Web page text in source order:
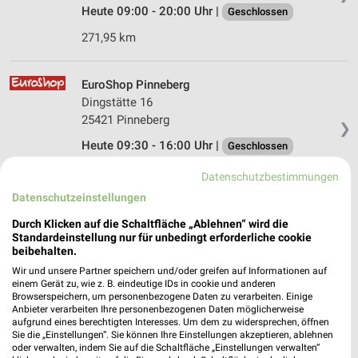
Heute 09:00 - 20:00 Uhr | Geschlossen
271,95 km
❯
EuroShop Pinneberg
Dingstätte 16
25421 Pinneberg
Heute 09:30 - 16:00 Uhr |
Geschlossen
272,18 km • Angebote: 1 Prospekt
Tedi Pinneberg
Fahltskamp 6
Heute 09:00 - 20:00 Uhr | Geschlossen
272,02 km
Jawoll Markt Stade
Datenschutzbestimmungen
Datenschutzeinstellungen
Durch Klicken auf die Schaltfläche „Ablehnen“ wird die
Standardeinstellung nur für unbedingt erforderliche cookie
beibehalten.
Wir und unsere Partner speichern und/oder greifen auf Informationen auf
einem Gerät zu, wie z. B. eindeutige IDs in cookie und anderen
Browserspeichern, um personenbezogene Daten zu verarbeiten. Einige
Anbieter verarbeiten Ihre personenbezogenen Daten möglicherweise
aufgrund eines berechtigten Interesses. Um dem zu widersprechen, öffnen
Sie die „Einstellungen“. Sie können Ihre Einstellungen akzeptieren, ablehnen
oder verwalten, indem Sie auf die Schaltfläche „Einstellungen verwalten“